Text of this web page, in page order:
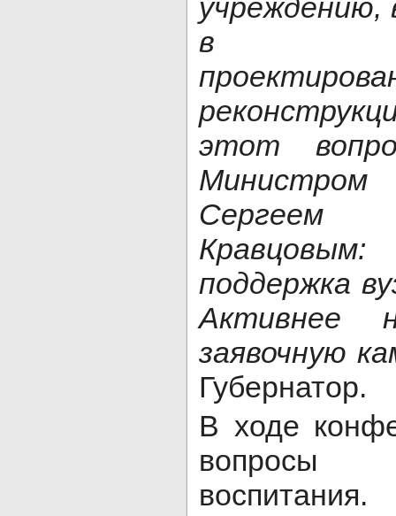
учреждению,
в
этот
Сергеем
поддержка
Активнее
заявочную
Губернатор.
В ходе
вопросы
воспитания.